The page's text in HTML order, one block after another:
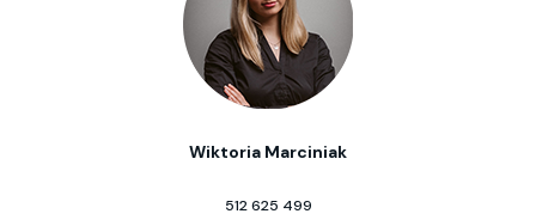
Wiktoria Marciniak
512 625 499